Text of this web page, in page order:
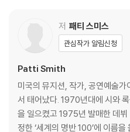
저 패티 스미스
관심작가 알림신청
Patti Smith
미국의 뮤지션, 작가, 공연예술
서 태어났다. 1970년대에 시와
을 일으켰고 1975년 발매한 데뷔
정한 ‘세계의 명반 100’에 이름